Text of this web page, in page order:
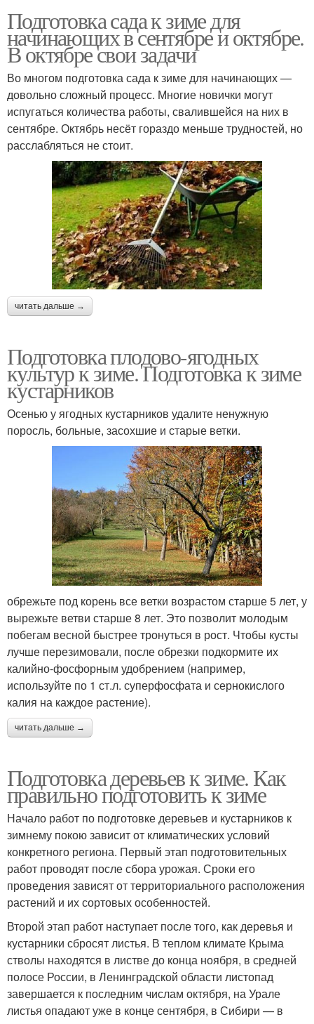
Подготовка сада к зиме для
начинающих в сентябре и октябре.
В октябре свои задачи
Во многом подготовка сада к зиме для начинающих —
довольно сложный процесс. Многие новички могут
испугаться количества работы, свалившейся на них в
сентябре. Октябрь несёт гораздо меньше трудностей, но
расслабляться не стоит.
читать дальше →
Подготовка плодово-ягодных
культур к зиме. Подготовка к зиме
кустарников
Осенью у ягодных кустарников удалите ненужную
поросль, больные, засохшие и старые ветки.
обрежьте под корень все ветки возрастом старше 5 лет, у
вырежьте ветви старше 8 лет. Это позволит молодым
побегам весной быстрее тронуться в рост. Чтобы кусты
лучше перезимовали, после обрезки подкормите их
калийно-фосфорным удобрением (например,
используйте по 1 ст.л. суперфосфата и сернокислого
калия на каждое растение).
читать дальше →
Подготовка деревьев к зиме. Как
правильно подготовить к зиме
Начало работ по подготовке деревьев и кустарников к
зимнему покою зависит от климатических условий
конкретного региона. Первый этап подготовительных
работ проводят после сбора урожая. Сроки его
проведения зависят от территориального расположения
растений и их сортовых особенностей.
Второй этап работ наступает после того, как деревья и
кустарники сбросят листья. В теплом климате Крыма
стволы находятся в листве до конца ноября, в средней
полосе России, в Ленинградской области листопад
завершается к последним числам октября, на Урале
листья опадают уже в конце сентября, в Сибири — в